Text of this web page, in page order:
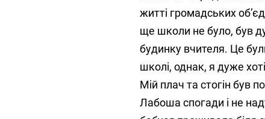
житті громадських
ще школи не було, був
будинку вчителя. Це
школі, однак, я дуже
Мій плач та стогін був
Лабоша спогади і не